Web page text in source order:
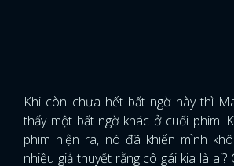
Khi còn chưa hết bất ngờ này thì
thấy một bất ngờ khác ở cuối phim.
phim hiện ra, nó đã khiến mình
nhiều giả thuyết rằng cô gái kia là ai?